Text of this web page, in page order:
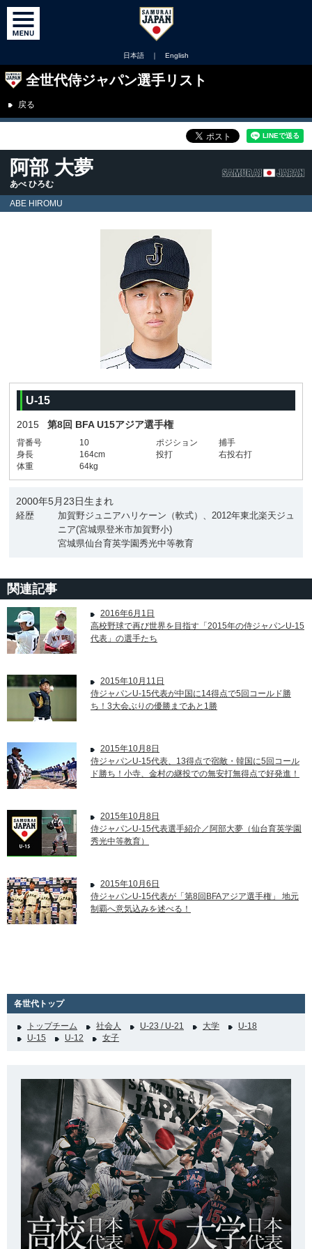
日本語 ｜ English
全世代侍ジャパン選手リスト
戻る
阿部 大夢
あべ ひろむ
ABE HIROMU
U-15
2015 第8回 BFA U15アジア選手権
背番号 10 ポジション
捕手
身長
164cm 投打
右投右打
体重
64kg
2000年5月23日生まれ
経歴
加賀野ジュニアハリケーン（軟式）、2012年東北楽天ジュ
ニア(宮城県登米市加賀野小)
宮城県仙台育英学園秀光中等教育
関連記事
2016年6月1日
高校野球で再び世界を目指す「2015年の侍ジャパンU-15
代表」の選手たち
2015年10月11日
侍ジャパンU-15代表が中国に14得点で5回コールド勝
ち！3大会ぶりの優勝まであと1勝
2015年10月8日
侍ジャパンU-15代表、13得点で宿敵・韓国に5回コール
ド勝ち！小寺、金村の継投での無安打無得点で好発進！
2015年10月8日
侍ジャパンU-15代表選手紹介／阿部大夢（仙台育英学園
秀光中等教育）
2015年10月6日
侍ジャパンU-15代表が「第8回BFAアジア選手権」 地元
制覇へ意気込みを述べる！
各世代トップ
トップチーム 社会人 U-23 / U-21 大学
U-18
U-15
U-12 女子